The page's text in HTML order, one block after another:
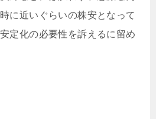
に近いぐらいの株安となって
定化の必要性を訴えるに留め